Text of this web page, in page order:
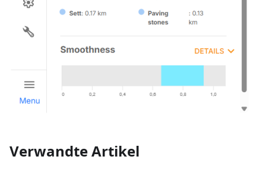
Verwandte Artikel